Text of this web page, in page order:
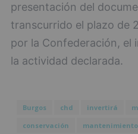
presentación del
transcurrido el plazo de
por la Confederación, el
la actividad declarada.
Burgos chd invertirá m
conservación
mantenimiento